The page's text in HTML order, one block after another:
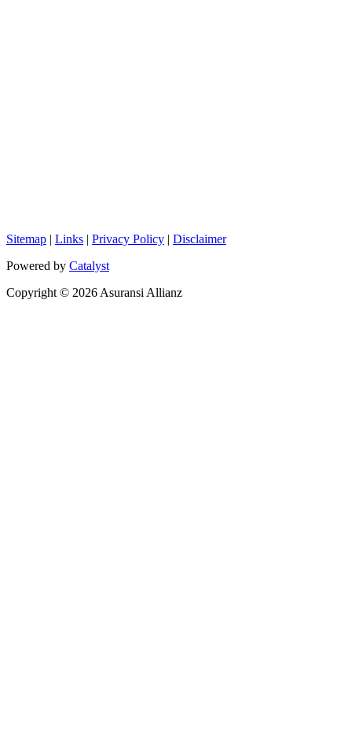
Sitemap | Links | Privacy Policy | Disclaimer
Powered by Catalyst
Copyright © 2026 Asuransi Allianz